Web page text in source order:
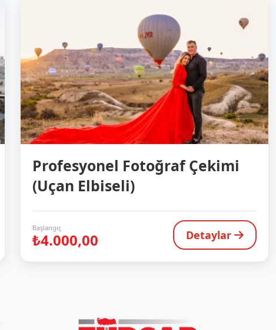
Profesyonel Fotoğraf Çekimi
(Uçan Elbiseli)
Başlangıç
₺4.000,00 Detaylar